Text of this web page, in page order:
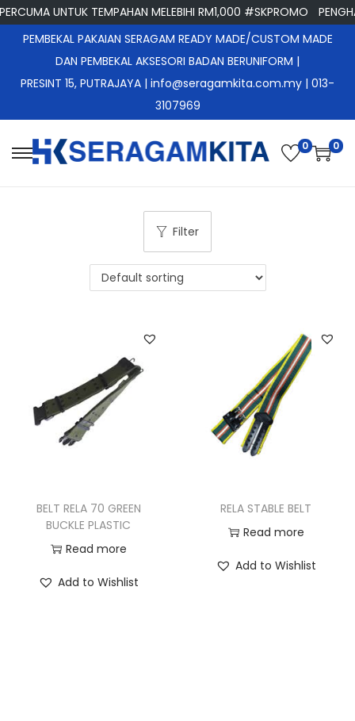
UNTUK TEMPAHAN MELEBIHI RM1,000 #SKPROMO
PEMBEKAL PAKAIAN SERAGAM READY MADE/CUSTOM MADE
DAN PEMBEKAL AKSESORI BADAN BERUNIFORM |
PRESINT 15, PUTRAJAYA | info@seragamkita.com.my | 013-
3107969
S
i
p
t
o
n
S
i
p
t
o
c
0 0
Filter
BELT RELA 70 GREEN
BUCKLE PLASTIC
Read more
Add to Wishlist
RELA STABLE BELT
Read more
Add to Wishlist